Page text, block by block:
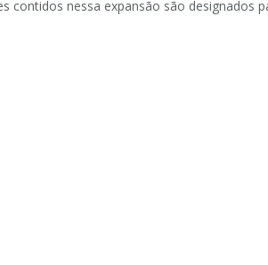
contidos nessa expansão são designados